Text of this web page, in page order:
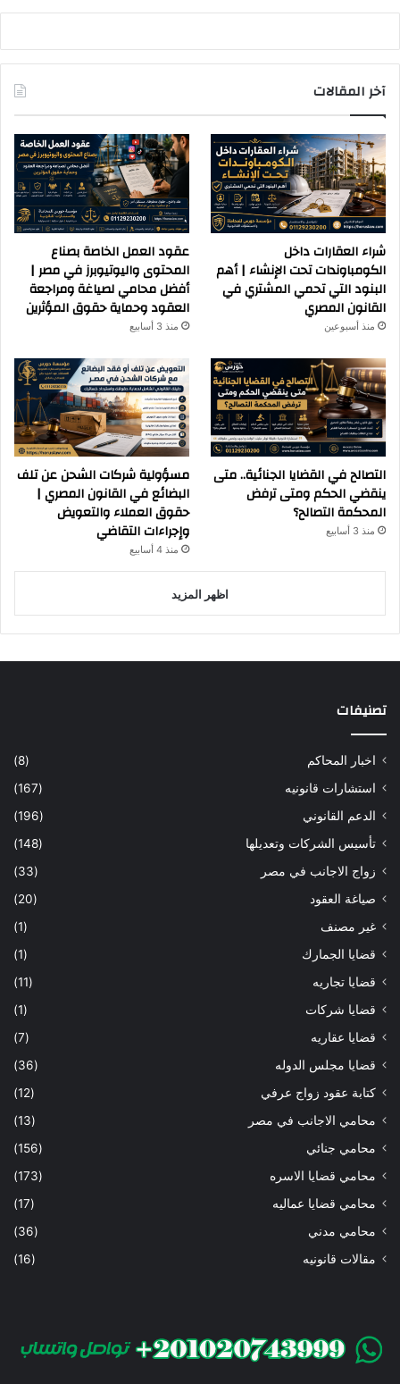
آخر المقالات
شراء العقارات داخل
الكومباوندات تحت الإنشاء | أهم
البنود التي تحمي المشتري في
القانون المصري
منذ أسبوعين
عقود العمل الخاصة بصناع
المحتوى واليوتيوبرز في مصر |
أفضل محامي لصياغة ومراجعة
العقود وحماية حقوق المؤثرين
منذ 3 أسابيع
التصالح في القضايا الجنائية.. متى
ينقضي الحكم ومتى ترفض
المحكمة التصالح؟
منذ 3 أسابيع
مسؤولية شركات الشحن عن تلف
البضائع في القانون المصري |
حقوق العملاء والتعويض
وإجراءات التقاضي
منذ 4 أسابيع
اظهر المزيد
تصنيفات
اخبار المحاكم
(8)
استشارات قانونيه
(167)
الدعم القانوني
(196)
تأسيس الشركات وتعديلها
(148)
زواج الاجانب في مصر
(33)
صياغة العقود
(20)
غير مصنف
(1)
قضايا الجمارك
(1)
قضايا تجاريه
(11)
قضايا شركات
(1)
قضايا عقاريه
(7)
قضايا مجلس الدوله
(36)
كتابة عقود زواج عرفي
(12)
محامي الاجانب في مصر
(13)
محامي جنائي
(156)
محامي قضايا الاسره
(173)
محامي قضايا عماليه
(17)
محامي مدني
(36)
مقالات قانونيه
(16)